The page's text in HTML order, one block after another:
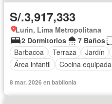
S/.3,917,333
Lurin, Lima Metropolitana
2 Dormitorios
7 Baños
Barbacoa
Terraza Jardín
Área infantil
Cocina equipada
8 mar. 2026 en babilonia